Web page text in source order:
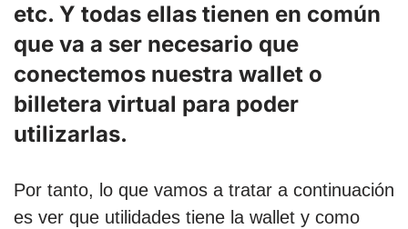
etc. Y todas ellas tienen en común
que va a ser necesario que
conectemos nuestra wallet o
billetera virtual para poder
utilizarlas.
Por tanto, lo que vamos a tratar a continuación
es ver que utilidades tiene la wallet y como